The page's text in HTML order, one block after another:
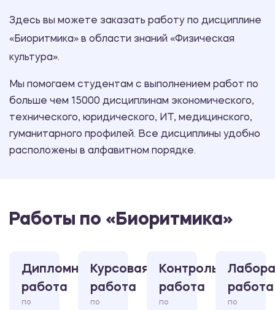
Здесь вы можете заказать работу по дисциплине
«Биоритмика» в области знаний «Физическая
культура».
Мы помогаем студентам с выполнением работ по
больше чем 15000 дисциплинам экономического,
технического, юридического, ИТ, медицинского,
гуманитарного профилей. Все дисциплины удобно
расположены в алфавитном порядке.
Работы по «Биоритмика»
Дипломная
работа
по
Курсовая
работа
по
Контрольная
работа
по
работа
по